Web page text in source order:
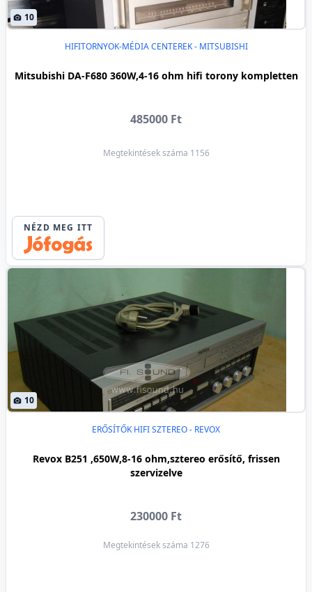
10
HIFITORNYOK-MÉDIA CENTEREK - MITSUBISHI
Mitsubishi DA-F680 360W,4-16 ohm hifi torony kompletten
485000 Ft
Megtekintések száma 1156
NÉZD MEG ITT
10
ERŐSÍTŐK HIFI SZTEREO - REVOX
Revox B251 ,650W,8-16 ohm,sztereo erősítő, frissen
szervizelve
230000 Ft
Megtekintések száma 1276